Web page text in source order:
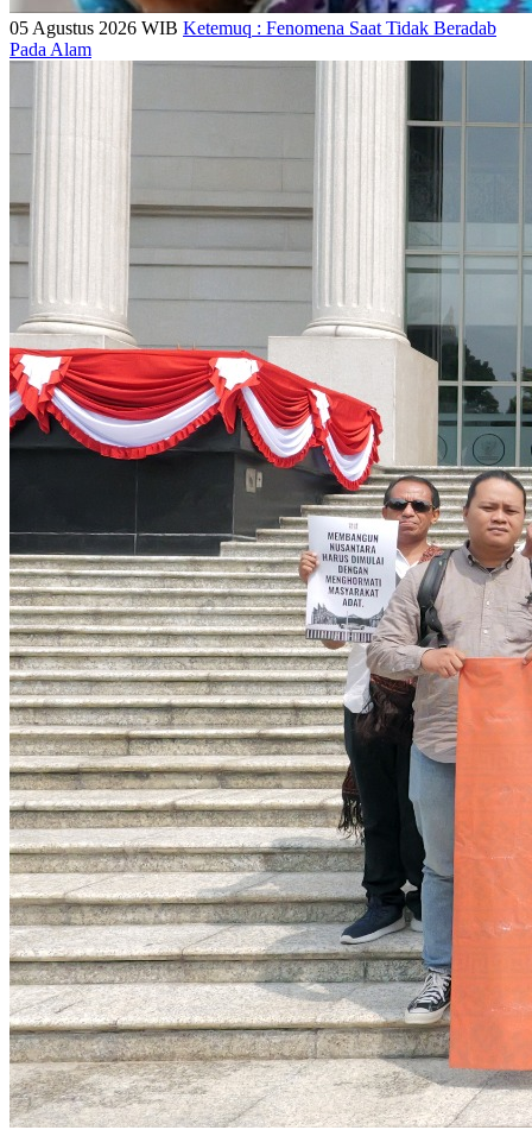
05 Agustus 2026 WIB Ketemuq : Fenomena Saat Tidak Beradab
Pada Alam